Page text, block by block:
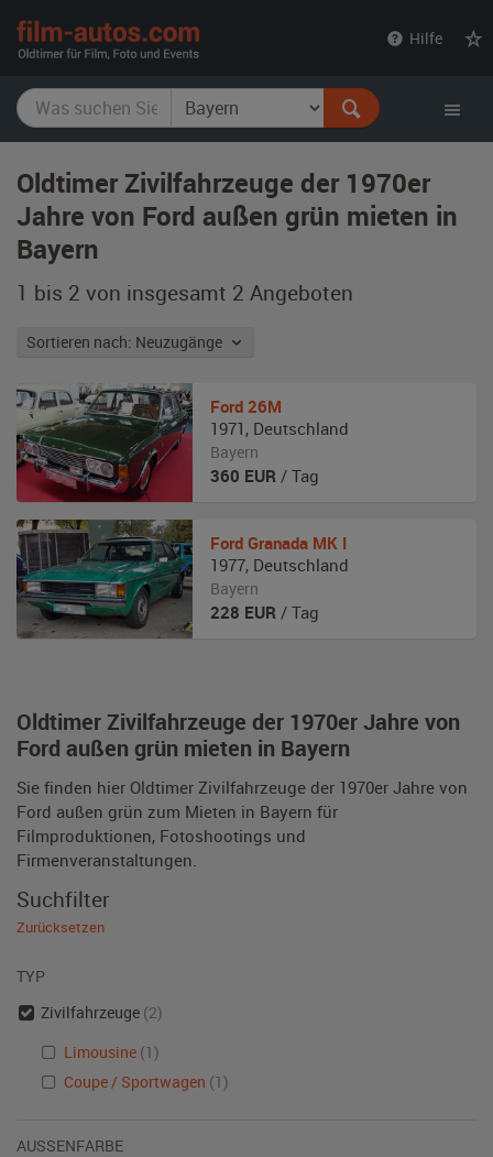
Hilfe
Oldtimer Zivilfahrzeuge der 1970er
Jahre von Ford außen grün mieten in
Bayern
1 bis 2 von insgesamt 2 Angeboten
Sortieren nach: Neuzugänge
Oldtimer Zivilfahrzeuge der 1970er Jahre von
Ford außen grün mieten in Bayern
Sie finden hier Oldtimer Zivilfahrzeuge der 1970er Jahre von
Ford außen grün zum Mieten in Bayern für
Filmproduktionen, Fotoshootings und
Firmenveranstaltungen.
Ford 26M
1971 , Deutschland
Bayern
360 EUR / Tag
Ford Granada MK I
1977, Deutschland
Bayern
228 EUR / Tag
Suchfilter
Zurücksetzen
TYP
Zivilfahrzeuge (2)
Limousine (1)
Coupe / Sportwagen (1)
AUSSENFARBE